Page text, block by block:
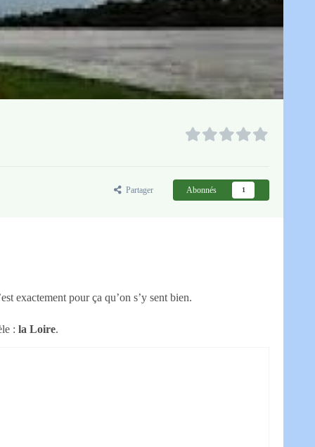
Partager Abonnés 1
exactement pour ça qu’on s’y sent bien.
: la Loire.